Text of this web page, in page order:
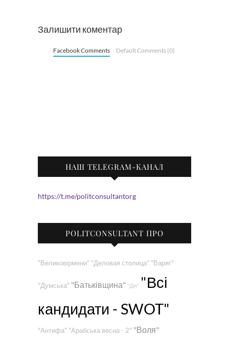
Залишити коментар
Facebook Comments Default Comments (0)
НАШ TELEGRAM-КАНАЛ
https://t.me/politconsultantorg
POLITCONSULTANT ПРО
"Великовірмени" "Деловая столица" "Варяг"
"Думська" "Батьківщина" "Дія" "Всі
кандидати - SWOT"
"Антифа" "Арабська весна - 2" "Воля"